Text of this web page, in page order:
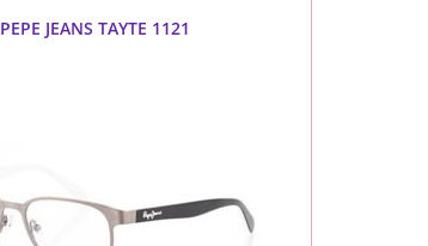
PEPE JEANS TAYTE 1121